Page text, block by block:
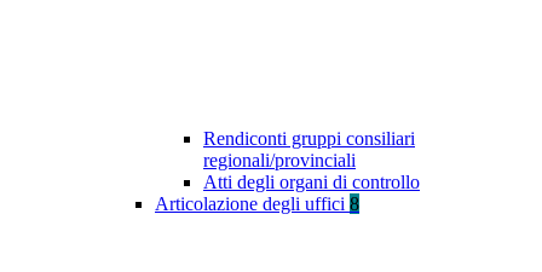
Rendiconti gruppi consiliari
regionali/provinciali
Atti degli organi di controllo
Articolazione degli uffici 8